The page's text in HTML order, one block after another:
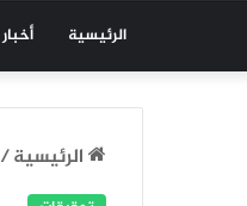
الرئيسية أخبار
الرئيسية/